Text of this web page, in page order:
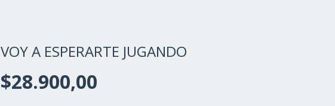
VOY A ESPERARTE JUGANDO
$28.900,00